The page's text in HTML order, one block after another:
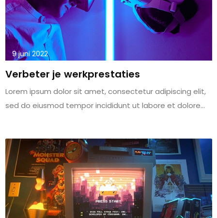
9 juni 2022
Verbeter je werkprestaties
Lorem ipsum dolor sit amet, consectetur adipiscing elit,
sed do eiusmod tempor incididunt ut labore et dolore...